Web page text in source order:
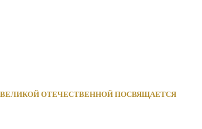
ОТЕЧЕСТВЕННОЙ ПОСВЯЩАЕТСЯ